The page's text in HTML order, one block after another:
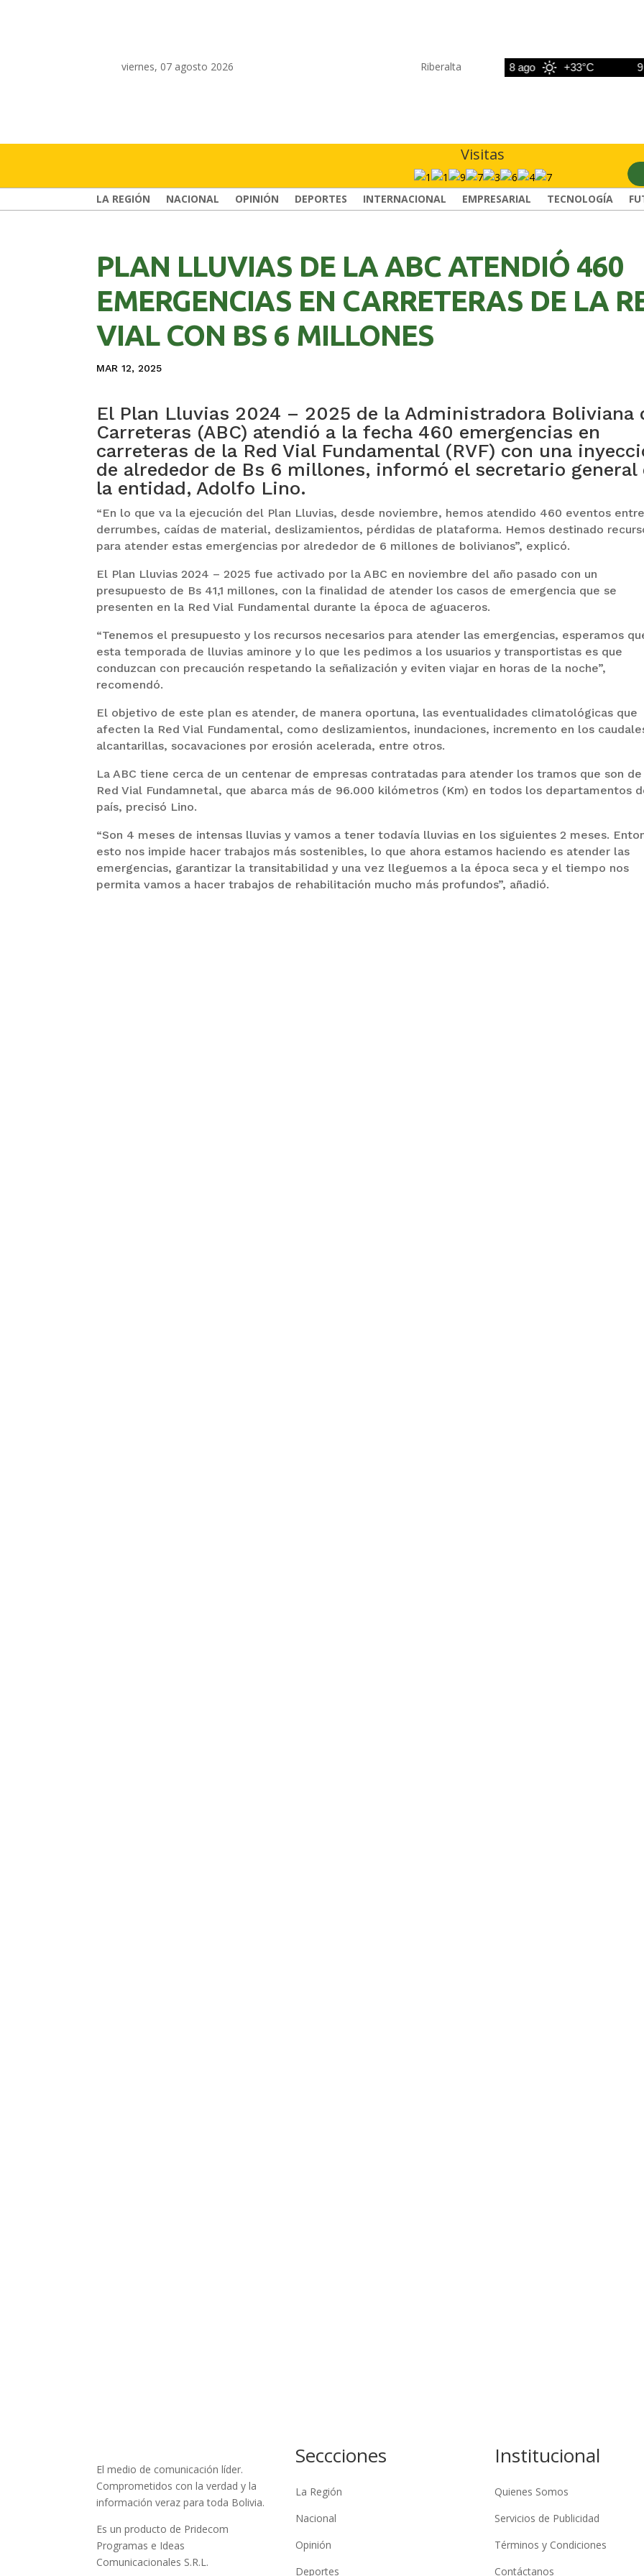
viernes, 07 agosto 2026 Riberalta
+33°C 8 ago +33°C 9 ago
Visitas
LA REGIÓN NACIONAL OPINIÓN DEPORTES INTERNACIONAL EMPRESARIAL TECNOLOGÍA
PLAN LLUVIAS DE LA ABC ATENDIÓ 460
EMERGENCIAS EN CARRETERAS DE LA
VIAL CON BS 6 MILLONES
MAR 12, 2025
El Plan Lluvias 2024 – 2025 de la Administradora Boliviana
Carreteras (ABC) atendió a la fecha 460 emergencias en
carreteras de la Red Vial Fundamental (RVF) con una
de alrededor de Bs 6 millones, informó el secretario general
la entidad, Adolfo Lino.
“En lo que va la ejecución del Plan Lluvias, desde noviembre, hemos atendido 460 eventos entre
derrumbes, caídas de material, deslizamientos, pérdidas de plataforma. Hemos destinado
para atender estas emergencias por alrededor de 6 millones de bolivianos”, explicó.
El Plan Lluvias 2024 – 2025 fue activado por la ABC en noviembre del año pasado con un
presupuesto de Bs 41,1 millones, con la finalidad de atender los casos de emergencia que se
presenten en la Red Vial Fundamental durante la época de aguaceros.
“Tenemos el presupuesto y los recursos necesarios para atender las emergencias, esperamos
esta temporada de lluvias aminore y lo que les pedimos a los usuarios y transportistas es que
conduzcan con precaución respetando la señalización y eviten viajar en horas de la noche”,
recomendó.
El objetivo de este plan es atender, de manera oportuna, las eventualidades climatológicas que
afecten la Red Vial Fundamental, como deslizamientos, inundaciones, incremento en los
alcantarillas, socavaciones por erosión acelerada, entre otros.
La ABC tiene cerca de un centenar de empresas contratadas para atender los tramos que son
Red Vial Fundamnetal, que abarca más de 96.000 kilómetros (Km) en todos los departamentos
país, precisó Lino.
“Son 4 meses de intensas lluvias y vamos a tener todavía lluvias en los siguientes 2 meses.
esto nos impide hacer trabajos más sostenibles, lo que ahora estamos haciendo es atender las
emergencias, garantizar la transitabilidad y una vez lleguemos a la época seca y el tiempo nos
permita vamos a hacer trabajos de rehabilitación mucho más profundos”, añadió.
El medio de comunicación líder.
Comprometidos con la verdad y la
información veraz para toda Bolivia.
Es un producto de Pridecom
Programas e Ideas
Comunicacionales S.R.L.
Seccciones
La Región
Nacional
Opinión
Deportes
Institucional
Quienes Somos
Servicios de Publicidad
Términos y Condiciones
Contáctanos